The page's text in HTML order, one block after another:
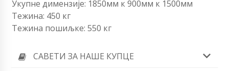
Укупне димензије: 1850мм к 900мм к 1500мм
Тежина: 450 кг
Тежина пошиљке: 550 кг
САВЕТИ ЗА НАШЕ КУПЦЕ